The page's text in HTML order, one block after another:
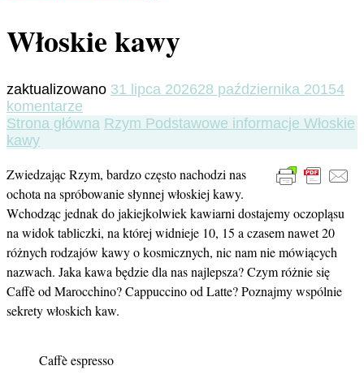
Włoskie kawy
zaktualizowano 31 lipca 202628 października 20154
komentarze
Włoskie
Strona główna Rzym Podstawowe informacje Włoskie
kawy
Zwiedzając Rzym, bardzo często nachodzi nas
ochota na spróbowanie słynnej włoskiej kawy.
Wchodząc jednak do jakiejkolwiek kawiarni dostajemy oczopląsu
na widok tabliczki, na której widnieje 10, 15 a czasem nawet 20
różnych rodzajów kawy o kosmicznych, nic nam nie mówiących
nazwach. Jaka kawa będzie dla nas najlepsza? Czym różnie się
Caffè od Marocchino? Cappuccino od Latte? Poznajmy wspólnie
sekrety włoskich kaw.
Caffè espresso